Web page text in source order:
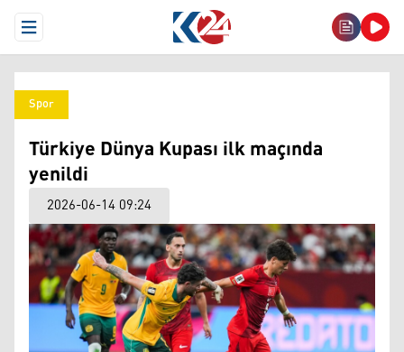
Open Menu
Spor
Türkiye Dünya Kupası ilk maçında
yenildi
2026-06-14 09:24